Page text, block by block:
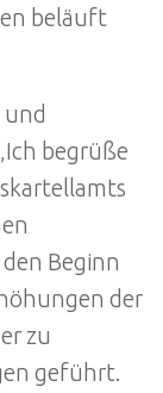
beläuft
begrüße
Beginn
der
zu
geführt.